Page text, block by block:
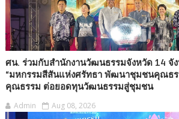
ศน. ร่วมกับสำนักงานวัฒนธรรมจังหวัด 14 จั
“มหกรรมสีสันแห่งศรัทธา พัฒนาชุมชนคุณธร
คุณธรรม ต่อยอดทุนวัฒนธรรมสู่ชุมชน
Admin Aug 08, 2026